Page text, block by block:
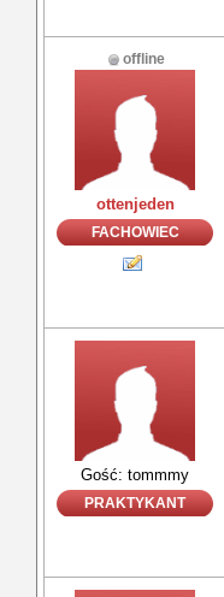
offline
ottenjeden
FACHOWIEC
Gość: tommmy
PRAKTYKANT